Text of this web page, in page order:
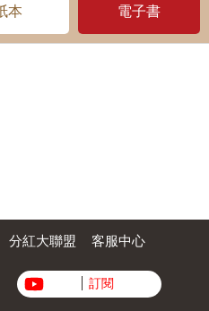
本 電子書
分紅大聯盟 客服中心
訂閱